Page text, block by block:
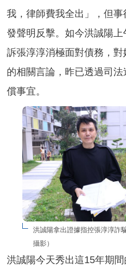
我，律師費我全出」，但
發聲明反擊。如今洪誠陽
訴張淳淳消極面對債務，
的相關言論，昨已透過司
償事宜。
洪誠陽拿出證據指控張淳淳詐
攝影）
洪誠陽今天秀出這15年期